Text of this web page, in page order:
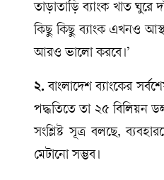
তাড়াতাড়ি ব্যাংক খাত ঘুরে
কিছু কিছু ব্যাংক এখনও
আরও ভালো করবে।’
২. বাংলাদেশ ব্যাংকের
পদ্ধতিতে তা ২৫ বিলিয়ন
সংশ্লিষ্ট সূত্র বলছে,
মেটানো সম্ভব।